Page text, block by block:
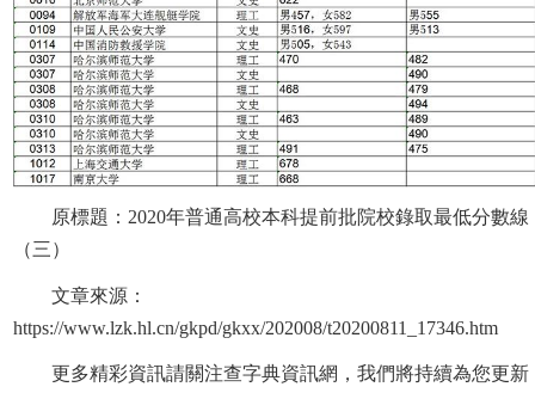
原標題：2020年普通高校本科提前批院校錄取最低分數線
（三）
文章來源：
https://www.lzk.hl.cn/gkpd/gkxx/202008/t20200811_17346.htm
更多精彩資訊請關注查字典資訊網 ，我們將持續為您更新